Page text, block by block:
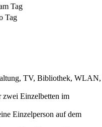
Tag
Tag
TV, Bibliothek, WLAN,
zwei Einzelbetten im
Einzelperson auf dem